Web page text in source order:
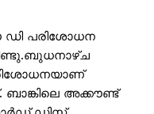
പരിശോധന
ബാങ്കിലെ അക്കൗണ്ട്